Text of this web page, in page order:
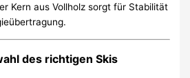
Kern aus Vollholz sorgt für Stabilität
des richtigen Skis